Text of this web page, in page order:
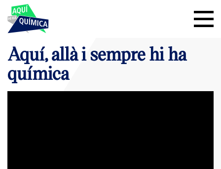
Aquí, allà i sempre hi ha
química